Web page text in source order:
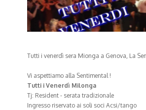
Tutti i venerdì sera Mionga a Genova, La
Vi aspettiamo alla Sentimental !
Tutti i Venerdì Milonga
Tj: Resident - serata tradizionale
Ingresso riservato ai soli soci Acsi/tango